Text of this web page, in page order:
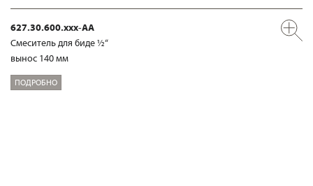
627.30.600.xxx-AA
Смеситель для биде ½“
вынос 140 мм
ПОДРОБНО